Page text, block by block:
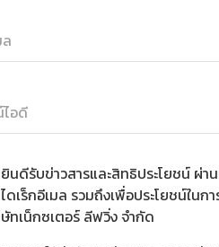
ยินดีรับข่าวสารและสิทธิประโยชน์ ผ่า
ไดเร็กอีเมล รวมถึงเพื่อประโยชน์ใน
ษัทเน็กซเตอร์ ลีฟวิ่ง จำกัด